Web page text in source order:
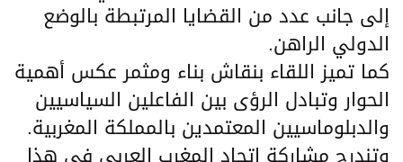
إلى جانب عدد من القضايا المرتبطة بالوضع
الدولي الراهن.
كما تميز اللقاء بنقاش بناء ومثمر عكس أهمية
الحوار وتبادل الرؤى بين الفاعلين السياسيين
والدبلوماسيين المعتمدين بالمملكة المغربية.